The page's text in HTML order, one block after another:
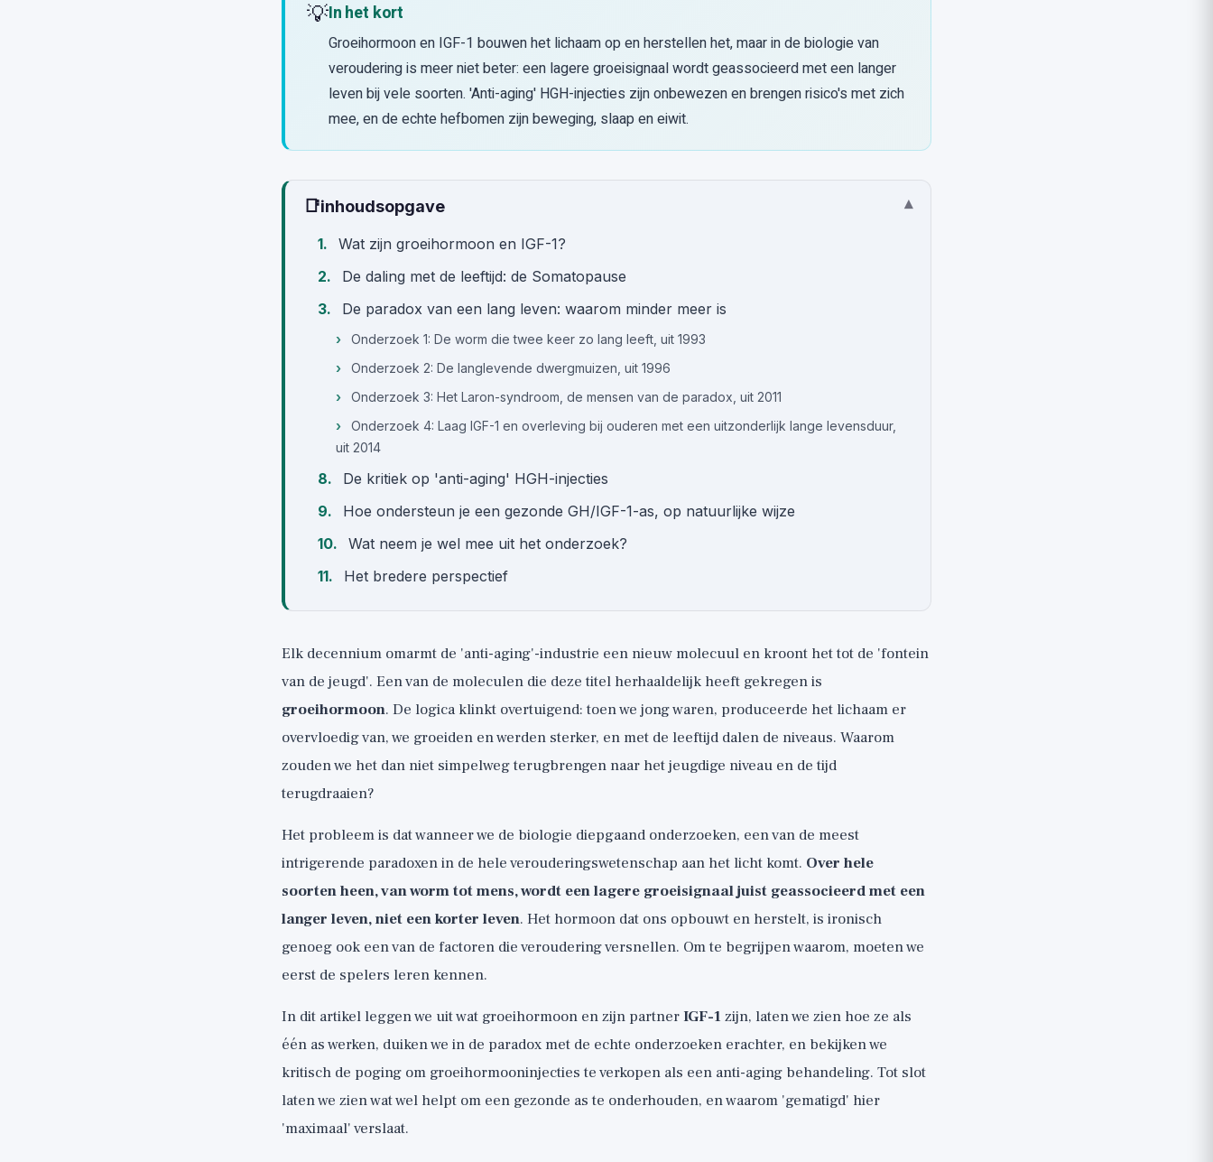
💡In het kort
Groeihormoon en IGF-1 bouwen het lichaam op en herstellen het, maar in de biologie van
veroudering is meer niet beter: een lagere groeisignaal wordt geassocieerd met een langer
leven bij vele soorten. 'Anti-aging' HGH-injecties zijn onbewezen en brengen risico's met zich
mee, en de echte hefbomen zijn beweging, slaap en eiwit.
📑inhoudsopgave ▾
Wat zijn groeihormoon en IGF-1?
De daling met de leeftijd: de Somatopause
De paradox van een lang leven: waarom minder meer is
Onderzoek 1: De worm die twee keer zo lang leeft, uit 1993
Onderzoek 2: De langlevende dwergmuizen, uit 1996
Onderzoek 3: Het Laron-syndroom, de mensen van de paradox, uit 2011
Onderzoek 4: Laag IGF-1 en overleving bij ouderen met een uitzonderlijk lange levensduur,
uit 2014
De kritiek op 'anti-aging' HGH-injecties
Hoe ondersteun je een gezonde GH/IGF-1-as, op natuurlijke wijze
Wat neem je wel mee uit het onderzoek?
Het bredere perspectief
Elk decennium omarmt de 'anti-aging'-industrie een nieuw molecuul en kroont het tot de 'fontein
van de jeugd'. Een van de moleculen die deze titel herhaaldelijk heeft gekregen is
groeihormoon. De logica klinkt overtuigend: toen we jong waren, produceerde het lichaam er
overvloedig van, we groeiden en werden sterker, en met de leeftijd dalen de niveaus. Waarom
zouden we het dan niet simpelweg terugbrengen naar het jeugdige niveau en de tijd
terugdraaien?
Het probleem is dat wanneer we de biologie diepgaand onderzoeken, een van de meest
intrigerende paradoxen in de hele verouderingswetenschap aan het licht komt. Over hele
soorten heen, van worm tot mens, wordt een lagere groeisignaal juist geassocieerd met een
langer leven, niet een korter leven. Het hormoon dat ons opbouwt en herstelt, is ironisch
genoeg ook een van de factoren die veroudering versnellen. Om te begrijpen waarom, moeten we
eerst de spelers leren kennen.
In dit artikel leggen we uit wat groeihormoon en zijn partnerIGF-1 zijn, laten we zien hoe ze als
één as werken, duiken we in de paradox met de echte onderzoeken erachter, en bekijken we
kritisch de poging om groeihormooninjecties te verkopen als een anti-aging behandeling. Tot slot
laten we zien wat wel helpt om een gezonde as te onderhouden, en waarom 'gematigd' hier
'maximaal' verslaat.